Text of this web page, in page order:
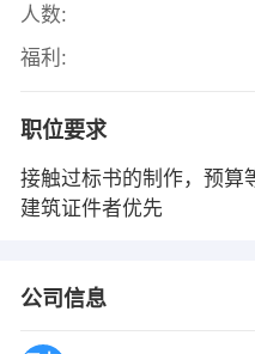
人数:
福利:
职位要求
接触过标书的制作，预算
建筑证件者优先
公司信息